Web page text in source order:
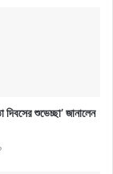
দিবসের শুভেচ্ছা’ জানালেন